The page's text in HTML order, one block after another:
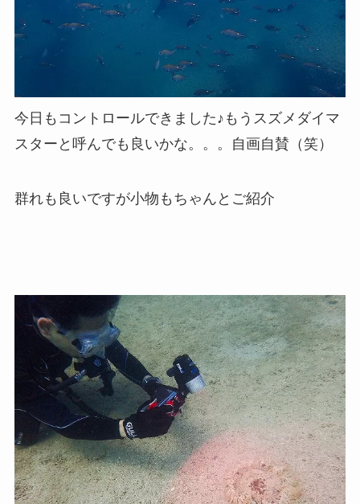
今日もコントロールできました♪もうスズメダイマ
スターと呼んでも良いかな。。。自画自賛（笑）
群れも良いですが小物もちゃんとご紹介